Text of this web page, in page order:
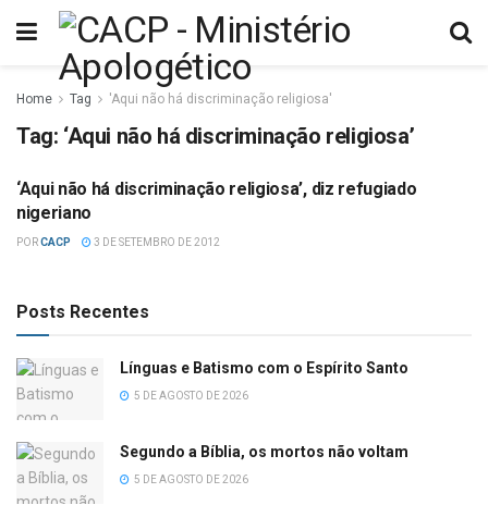
Home Tag 'Aqui não há discriminação religiosa'
Tag: ‘Aqui não há discriminação religiosa’
ISLAMISMO
‘Aqui não há discriminação religiosa’, diz refugiado
nigeriano
PORCACP 3 DE SETEMBRO DE 2012
Posts Recentes
Línguas e Batismo com o Espírito Santo
5 DE AGOSTO DE 2026
Segundo a Bíblia, os mortos não voltam
5 DE AGOSTO DE 2026